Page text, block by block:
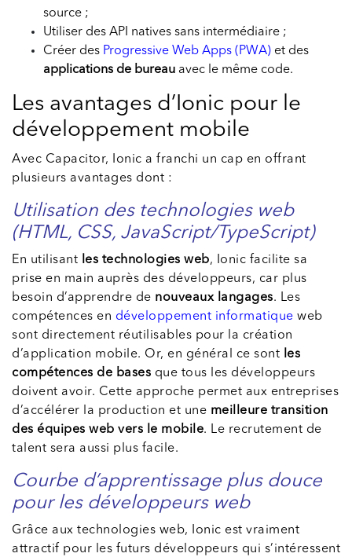
source ;
Utiliser des API natives sans intermédiaire ;
Créer des Progressive Web Apps (PWA) et des
applications de bureau avec le même code.
Les avantages d’Ionic pour le
développement mobile
Avec Capacitor, Ionic a franchi un cap en offrant
plusieurs avantages dont :
Utilisation des technologies web
(HTML, CSS, JavaScript/TypeScript)
En utilisant les technologies web, Ionic facilite sa
prise en main auprès des développeurs, car plus
besoin d’apprendre de nouveaux langages. Les
compétences en développement informatique web
sont directement réutilisables pour la création
d’application mobile. Or, en général ce sont les
compétences de bases que tous les développeurs
doivent avoir. Cette approche permet aux entreprises
d’accélérer la production et une meilleure transition
des équipes web vers le mobile. Le recrutement de
talent sera aussi plus facile.
Courbe d’apprentissage plus douce
pour les développeurs web
Grâce aux technologies web, Ionic est vraiment
attractif pour les futurs développeurs qui s’intéressent